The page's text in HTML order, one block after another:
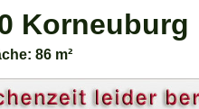
Korneuburg
86 m²